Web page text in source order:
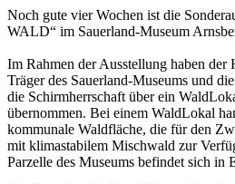
Noch gute vier Wochen ist die
WALD“ im Sauerland-Museum
Im Rahmen der Ausstellung haben der
Träger des Sauerland-Museums und
die Schirmherrschaft über ein
übernommen. Bei einem WaldLokal
kommunale Waldfläche, die für den
mit klimastabilem Mischwald zur
Parzelle des Museums befindet sich in